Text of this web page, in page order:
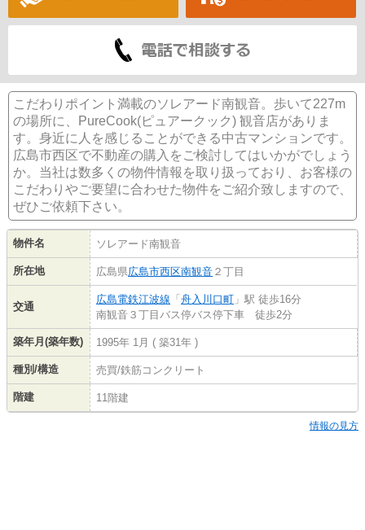
こだわりポイント満載のソレアード南観音。歩いて227m
の場所に、PureCook(ピュアークック) 観音店がありま
す。身近に人を感じることができる中古マンションです。
広島市西区で不動産の購入をご検討してはいかがでしょう
か。当社は数多くの物件情報を取り扱っており、お客様の
こだわりやご要望に合わせた物件をご紹介致しますので、
ぜひご依頼下さい。
物件名 ソレアード南観音
所在地 広島県広島市西区南観音 ２丁目
交通
広島電鉄江波線 「舟入川口町 」駅 徒歩16分
南観音３丁目バス停バス停下車 徒歩2分
築年月(築年数) 1995年 1月 ( 築31年 )
種別/構造 売買/鉄筋コンクリート
階建 11階建
情報の見方